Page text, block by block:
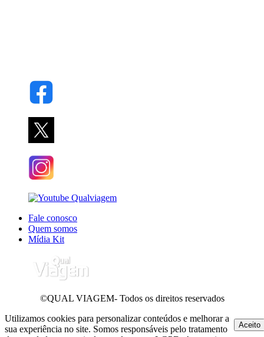
Fale conosco
Quem somos
Mídia Kit
©QUAL VIAGEM- Todos os direitos reservados
Utilizamos cookies para personalizar conteúdos e melhorar a
sua experiência no site. Somos responsáveis pelo tratamento
Aceito